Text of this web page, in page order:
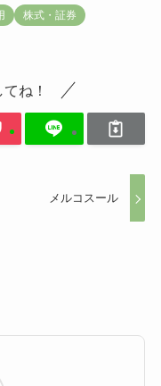
株式・証券
ね！
メルコスール